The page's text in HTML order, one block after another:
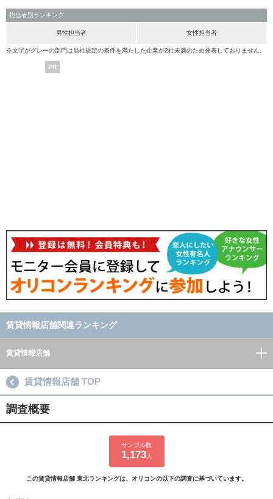
担当者別ランキング
男性担当者 女性担当者
※文字がグレーの部門は当社規定の条件を満たした企業が2社未満のため発表しておりません。
PR
賃貸情報店舗関連ランキング
賃貸情報店舗
賃貸情報店舗 TOP
調査概要
サンプル数
1,173人
この賃貸情報店舗 東北ランキングは、オリコンの以下の調査に基づいています。